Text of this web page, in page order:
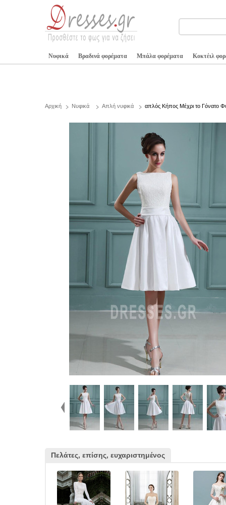
Νυφικά Βραδινά φορέματα Μπάλα φορέματα Κοκτέιλ
Αρχική Νυφικά Απλή νυφικά απλός Κήπος Μέχρι το Γόνατο
Πελάτες, επίσης, ευχαριστημένος